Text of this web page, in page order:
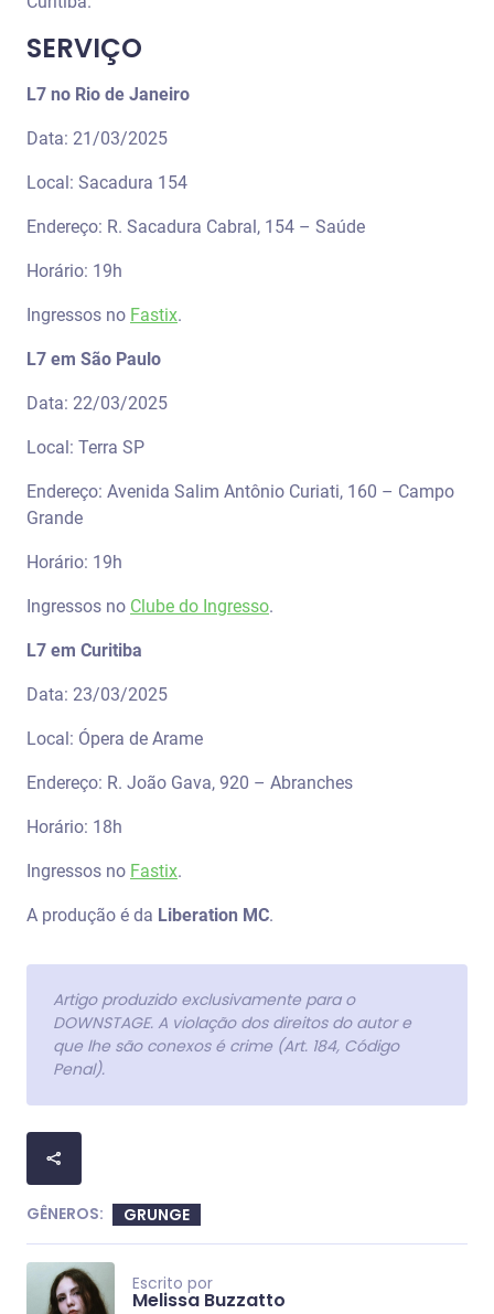
SERVIÇO
L7 no Rio de Janeiro
Data: 21/03/2025
Local: Sacadura 154
Endereço: R. Sacadura Cabral, 154 – Saúde
Horário: 19h
Ingressos no Fastix.
L7 em São Paulo
Data: 22/03/2025
Local: Terra SP
Endereço: Avenida Salim Antônio Curiati, 160 – Campo
Grande
Horário: 19h
Ingressos no Clube do Ingresso.
L7 em Curitiba
Data: 23/03/2025
Local: Ópera de Arame
Endereço: R. João Gava, 920 – Abranches
Horário: 18h
Ingressos no Fastix.
A produção é da Liberation MC.
Artigo produzido exclusivamente para o
DOWNSTAGE. A violação dos direitos do autor e
que lhe são conexos é crime (Art. 184, Código
Penal).
GÊNEROS: GRUNGE
Escrito por
Melissa Buzzatto